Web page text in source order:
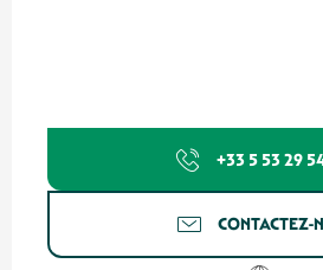
+33 5 53 29
CONTACTEZ-